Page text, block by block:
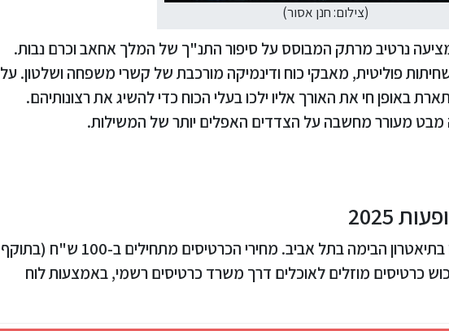
(צילום: חנן אסור)
נרטיב מרתק המבוסס על סיפור התנ"ך של המלך אחאב וכרם נבות.
פוליטית, מאבקי כוח ודינמיקה מורכבת של קשרי משפחה ושלטון. על
באופן חי את האורך אליו ילכו בעלי הכוח כדי להשיג את רצונותיהם.
מבט מעורר מחשבה על הצדדים האפלים יותר של המשילות.
2025
ההופעות של ההצגה אוכלים יתקיימו בתיאטרון הבימה בתל אביב. מחירי הכרטיסים מתחילים ב-100 ש"ח (בתוקף
כרטיסים מוזלים לאוכלים דרך משרד כרטיסים רשמי, באמצעות לוח